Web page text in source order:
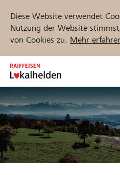
Diese Website verwendet
Nutzung der Website
von Cookies zu. Mehr
Zum
Inhalt
springen
Projekte und Organisationen
Jetzt